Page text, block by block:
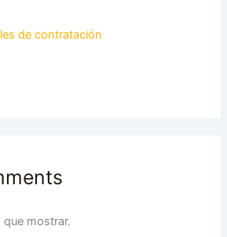
de contratación
mostrar.